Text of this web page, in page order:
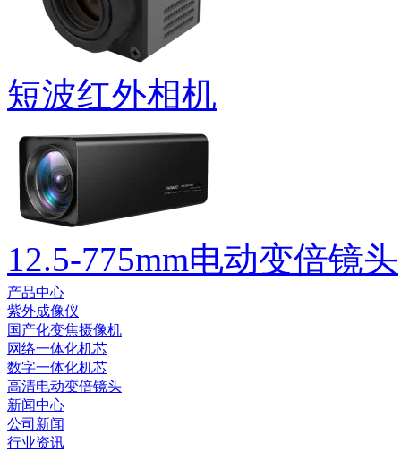
短波红外相机
12.5-775mm电动变倍镜头
产品中心
紫外成像仪
国产化变焦摄像机
网络一体化机芯
数字一体化机芯
高清电动变倍镜头
新闻中心
公司新闻
行业资讯